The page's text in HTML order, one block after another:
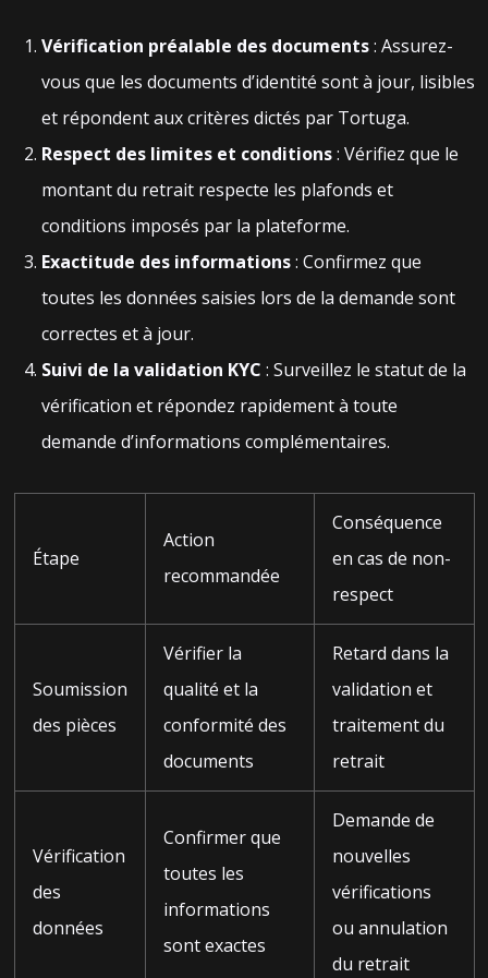
Vérification préalable des documents: Assurez-
vous que les documents d’identité sont à jour, lisibles
et répondent aux critères dictés par Tortuga.
Respect des limites et conditions: Vérifiez que le
montant du retrait respecte les plafonds et
conditions imposés par la plateforme.
Exactitude des informations: Confirmez que
toutes les données saisies lors de la demande sont
correctes et à jour.
Suivi de la validation KYC : Surveillez le statut de la
vérification et répondez rapidement à toute
demande d’informations complémentaires.
Étape
Action
recommandée
Conséquence
en cas de non-
respect
Soumission
des pièces
Vérifier la
qualité et la
conformité des
documents
Retard dans la
validation et
traitement du
retrait
Vérification
des
données
Confirmer que
toutes les
informations
sont exactes
Demande de
nouvelles
vérifications
ou annulation
du retrait